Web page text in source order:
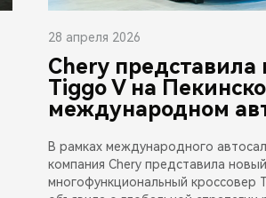
28 апреля 2026
Chery представила
Tiggo V на
международном
В рамках международного
компания Chery представила новый
многофункциональный кроссовер